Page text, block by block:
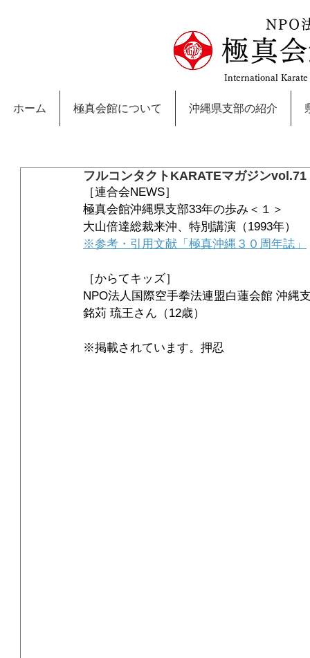
NPO
極真
International
ホーム 極真会館について 沖縄県支部の紹介
フルコンタクトKARATEマガジンvol.71
［連合会NEWS］
極真会館沖縄県支部33年の歩み＜１＞
大山倍達総裁来沖、特別講演（1993年）
※参考・引用文献「極真沖縄３０周年誌」
［からてキッズ］
NPO法人国際空手拳法連盟白蓮会館 沖縄
銘苅 琉王さん（12歳）
※掲載されています。押忍